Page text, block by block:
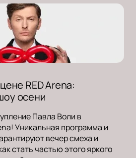
RED Arena:
осени
Павла Воли в
Уникальная программа и
вечер смеха и
стать частью этого яркого